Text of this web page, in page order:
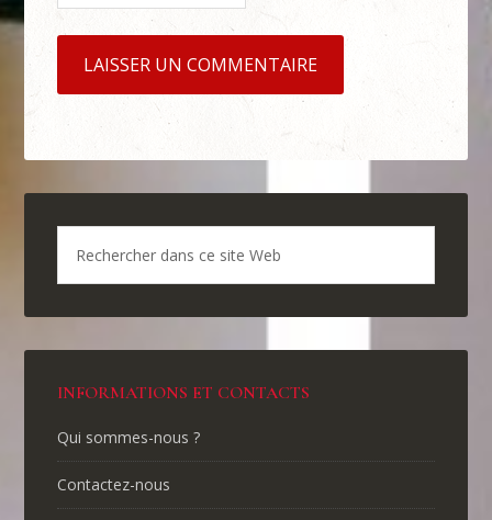
INFORMATIONS ET CONTACTS
Qui sommes-nous ?
Contactez-nous